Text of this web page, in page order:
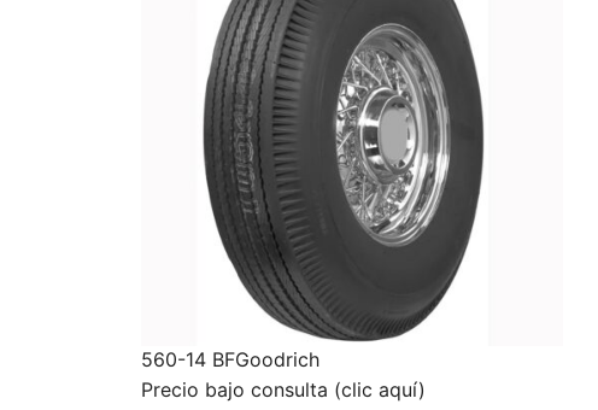
560-14 BFGoodrich
Precio bajo consulta (clic aquí)